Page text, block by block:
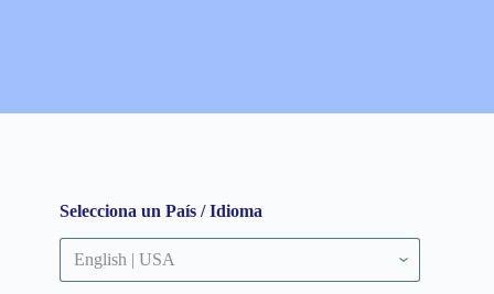
Selecciona un País / Idioma